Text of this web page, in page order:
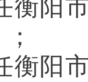
衡阳
衡阳